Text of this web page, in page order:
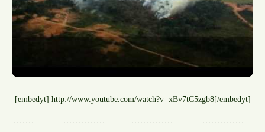
[embedyt] http://www.youtube.com/watch?v=xBv7tC5zgb8[/embedyt]